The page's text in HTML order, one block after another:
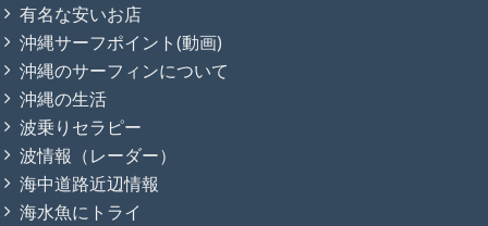
有名な安いお店
沖縄サーフポイント(動画)
沖縄のサーフィンについて
沖縄の生活
波乗りセラピー
波情報（レーダー）
海中道路近辺情報
海水魚にトライ